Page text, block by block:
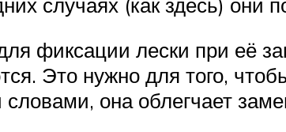
фиксации лески при её
Это нужно для того,
она облегчает